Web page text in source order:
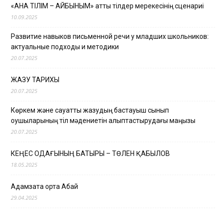
«АНА ТІЛІМ – АЙБЫНЫМ» атты тілдер мерекесінің сценариі
10.09.2025
Развитие навыков письменной речи у младших школьников:
актуальные подходы и методики
20.07.2025
ЖАЗУ ТАРИХЫ
20.07.2025
Көркем және сауатты жазудың бастауыш сынып
оқушыларының тіл мәдениетін қалыптастырудағы маңызы
20.07.2025
КЕҢЕС ОДАҒЫНЫҢ БАТЫРЫ – ТӨЛЕН ҚАБЫЛОВ
18.05.2025
Адамзатқа ортақ Абай
29.04.2025